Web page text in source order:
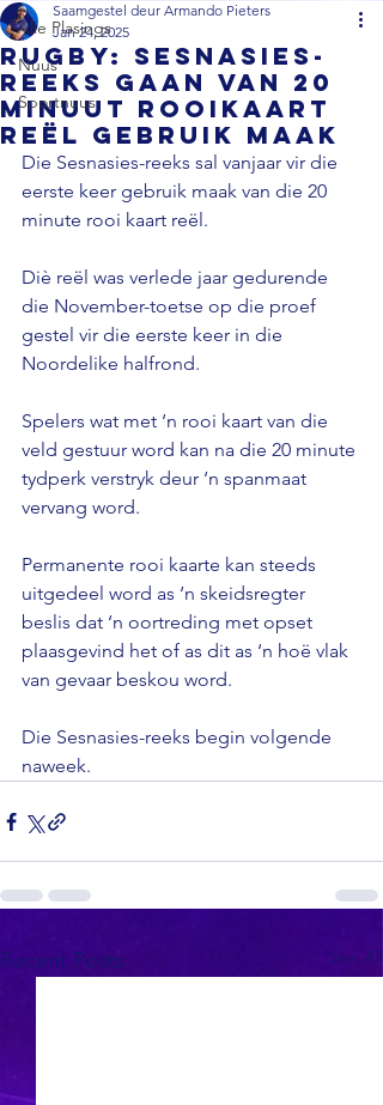
Alle Plasings
Nuus
Sportnuus
RUGBY: Sesnasies-
reeks gaan van 20
minuut rooikaart
reël gebruik maak
Saamgestel deur Armando Pieters
Jan 24, 2025
Die Sesnasies-reeks sal vanjaar vir die
eerste keer gebruik maak van die 20
minute rooi kaart reël.
Diè reël was verlede jaar gedurende
die November-toetse op die proef
gestel vir die eerste keer in die
Noordelike halfrond.
Spelers wat met ‘n rooi kaart van die
veld gestuur word kan na die 20 minute
tydperk verstryk deur ‘n spanmaat
vervang word.
Permanente rooi kaarte kan steeds
uitgedeel word as ‘n skeidsregter
beslis dat ‘n oortreding met opset
plaasgevind het of as dit as ‘n hoë vlak
van gevaar beskou word.
Die Sesnasies-reeks begin volgende
naweek.
Recent Posts See All